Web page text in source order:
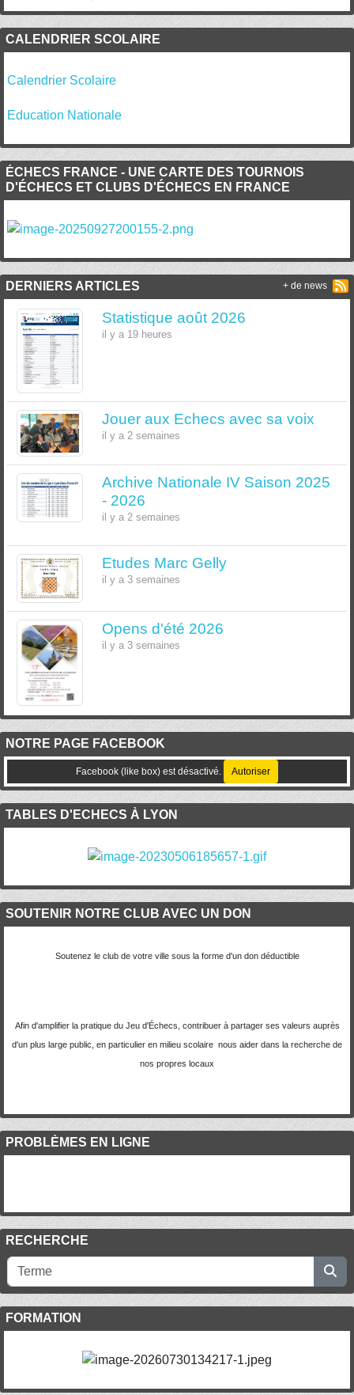
CALENDRIER SCOLAIRE
Calendrier Scolaire
Education Nationale
ÉCHECS FRANCE - UNE CARTE DES TOURNOIS
D'ÉCHECS ET CLUBS D'ÉCHECS EN FRANCE
DERNIERS ARTICLES
Statistique août 2026
il y a 19 heures
Jouer aux Echecs avec sa voix
il y a 2 semaines
Archive Nationale IV Saison 2025
- 2026
il y a 2 semaines
Etudes Marc Gelly
il y a 3 semaines
Opens d'été 2026
il y a 3 semaines
+ de news
NOTRE PAGE FACEBOOK
Facebook (like box) est désactivé. Autoriser
TABLES D'ECHECS À LYON
SOUTENIR NOTRE CLUB AVEC UN DON
Soutenez le club de votre ville sous la forme d'un don déductible
Afin d'amplifier la pratique du Jeu d'Échecs, contribuer à partager ses valeurs auprès
d'un plus large public, en particulier en milieu scolaire nous aider dans la recherche de
nos propres locaux
PROBLÈMES EN LIGNE
RECHERCHE
FORMATION